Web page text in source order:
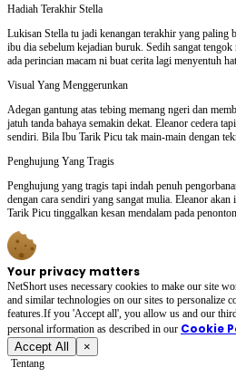
Hadiah Terakhir Stella
Lukisan Stella tu jadi kenangan terakhir yang paling
ibu dia sebelum kejadian buruk. Sedih sangat
ada perincian macam ni buat cerita lagi menyentuh
Visual Yang Menggerunkan
Adegan gantung atas tebing memang ngeri dan
jatuh tanda bahaya semakin dekat. Eleanor cedera
sendiri. Bila Ibu Tarik Picu tak main-main dengan
Penghujung Yang Tragis
Penghujung yang tragis tapi indah penuh
dengan cara sendiri yang sangat mulia. Eleanor
Tarik Picu tinggalkan kesan mendalam pada
Your privacy matters
NetShort uses necessary cookies to make our site
and similar technologies on our sites to personalize
features.If you 'Accept all', you allow us and our
personal irformation as described in our Cookie
Accept All ×
Tentang